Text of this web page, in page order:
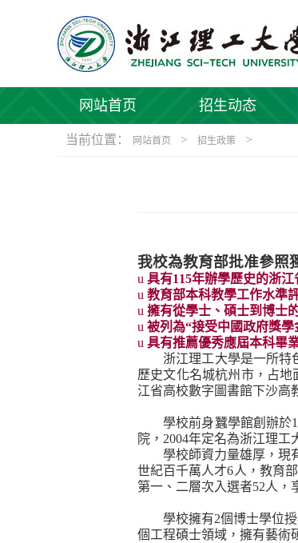
网站首页 招生动态
当前位置： 网站首页 > 招生政策 >
我校為教育部批准參照
u 具有115年辦學歷史的浙
u 教育部本科教學工作水準
u 擁有從學士、碩士到博士
u 被列為“接受中國政府獎
u 具有推薦優秀應屆本科畢
浙江理工大學是一所特
歷史文化名城杭州市，占地
江省高校數字圖書館下沙高
學校前身蠶學館創辦於
院， 2004年定名為浙江理工
學校師資力量雄厚，現
世紀百千萬人才6人，教育
第一、二層次入選者52人，
學校擁有2個博士學位
個工程碩士領域，擁有藝術